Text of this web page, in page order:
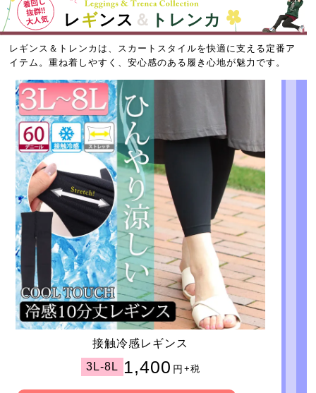
レ ギンス ＆ トレンカ
レギンス＆トレンカは、スカートスタイルを快適に支える定番ア
イテム。重ね着しやすく、安心感のある履き心地が魅力です。
接触冷感レギンス
3L-8L
1,400 円 +税